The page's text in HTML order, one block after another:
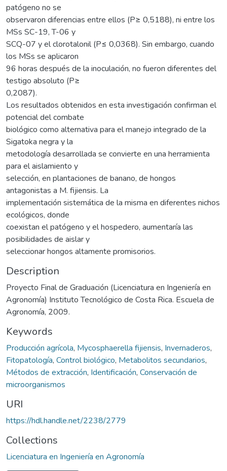
patógeno no se
observaron diferencias entre ellos (P≥ 0,5188), ni entre los
MSs SC-19, T-06 y
SCQ-07 y el clorotalonil (P≤ 0,0368). Sin embargo, cuando
los MSs se aplicaron
96 horas después de la inoculación, no fueron diferentes del
testigo absoluto (P≥
0,2087).
Los resultados obtenidos en esta investigación confirman el
potencial del combate
biológico como alternativa para el manejo integrado de la
Sigatoka negra y la
metodología desarrollada se convierte en una herramienta
para el aislamiento y
selección, en plantaciones de banano, de hongos
antagonistas a M. fijiensis. La
implementación sistemática de la misma en diferentes nichos
ecológicos, donde
coexistan el patógeno y el hospedero, aumentaría las
posibilidades de aislar y
seleccionar hongos altamente promisorios.
Description
Proyecto Final de Graduación (Licenciatura en Ingeniería en
Agronomía) Instituto Tecnológico de Costa Rica. Escuela de
Agronomía, 2009.
Keywords
Producción agrícola, Mycosphaerella fijiensis, Invernaderos,
Fitopatología, Control biológico, Metabolitos secundarios,
Métodos de extracción, Identificación, Conservación de
microorganismos
URI
https://hdl.handle.net/2238/2779
Collections
Licenciatura en Ingeniería en Agronomía